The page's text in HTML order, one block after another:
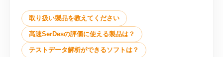
取り扱い製品を教えてください
高速SerDesの評価に使える製品は？
テストデータ解析ができるソフトは？